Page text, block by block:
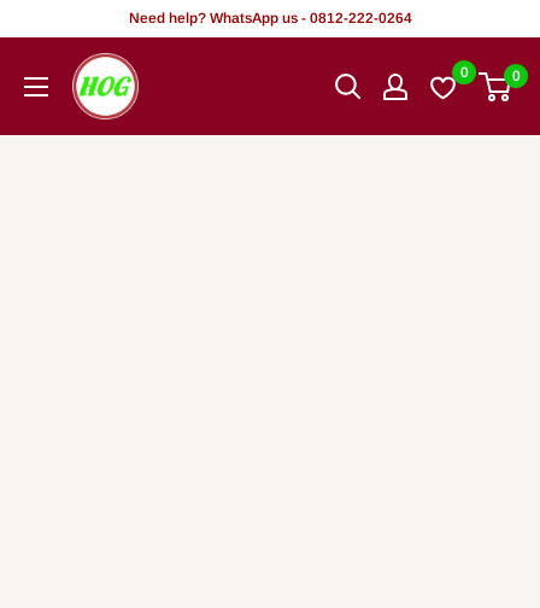
abun
Need help? WhatsApp us - 0812-222-0264
HOG
-
0 0